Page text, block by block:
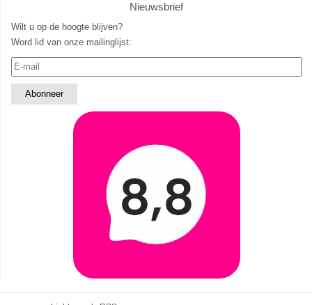
Nieuwsbrief
Wilt u op de hoogte blijven?
Word lid van onze mailinglijst: